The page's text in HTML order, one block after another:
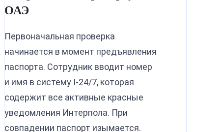
ОАЭ
Первоначальная проверка
начинается в момент предъявления
паспорта. Сотрудник вводит номер
и имя в систему I-24/7, которая
содержит все активные красные
уведомления Интерпола. При
совпадении паспорт изымается.